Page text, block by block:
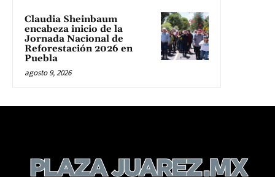
Claudia Sheinbaum
encabeza inicio de la
Jornada Nacional de
Reforestación 2026 en
Puebla
agosto 9, 2026